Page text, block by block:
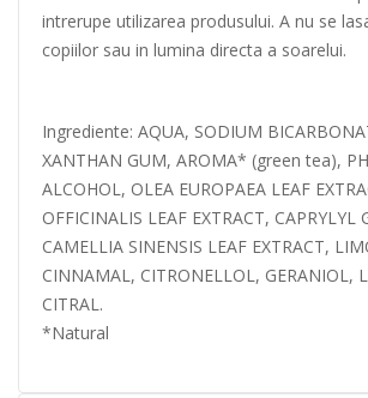
intrerupe utilizarea produsului. A nu se
copiilor sau in lumina directa a soarelui.
Ingrediente: AQUA, SODIUM
XANTHAN GUM, AROMA* (green tea),
ALCOHOL, OLEA EUROPAEA LEAF
OFFICINALIS LEAF EXTRACT, CAPRYLYL
CAMELLIA SINENSIS LEAF EXTRACT,
CINNAMAL, CITRONELLOL, GERANIOL,
CITRAL.
*Natural